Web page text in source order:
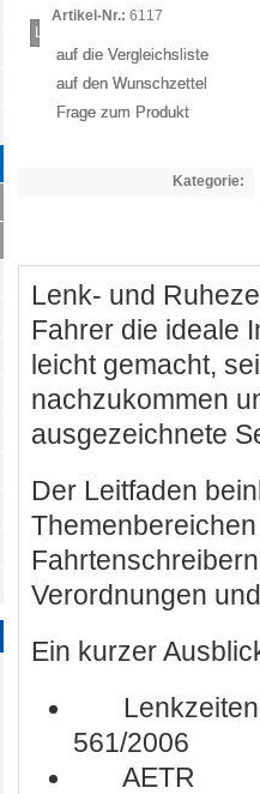
Loading...
Artikel-Nr.: 6117
auf die Vergleichsliste
auf den Wunschzettel
Frage zum Produkt
Kategorie:
Lenk- und
Fahrer die ideale
leicht gemacht,
nachzukommen
ausgezeichnete
Der Leitfaden
Verordnungen
Ein kurzer
Lenkzeiten,
561/2006
AETR